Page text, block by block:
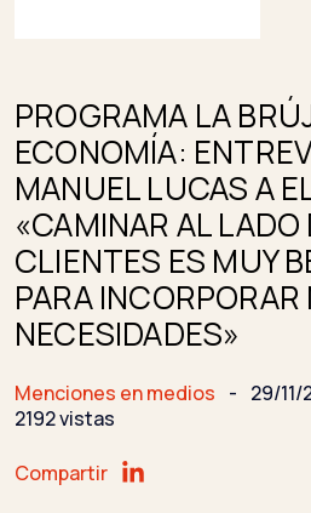
PROGRAMA LA
ECONOMÍA:
MANUEL LUCAS A
«CAMINAR AL LADO
CLIENTES ES MUY
PARA INCORPORAR
NECESIDADES»
Menciones en medios - 29/11/
2192 vistas
Compartir